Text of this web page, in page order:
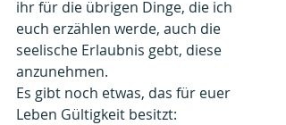
ihr für die übrigen Dinge, die ich
euch erzählen werde, auch die
seelische Erlaubnis gebt, diese
anzunehmen.
Es gibt noch etwas, das für euer
Leben Gültigkeit besitzt: